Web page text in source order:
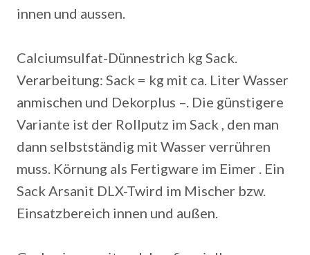
innen und aussen.
Calciumsulfat-Dünnestrich kg Sack.
Verarbeitung: Sack = kg mit ca. Liter Wasser
anmischen und Dekorplus –. Die günstigere
Variante ist der Rollputz im Sack , den man
dann selbstständig mit Wasser verrühren
muss. Körnung als Fertigware im Eimer . Ein
Sack Arsanit DLX-Twird im Mischer bzw.
Einsatzbereich innen und außen.